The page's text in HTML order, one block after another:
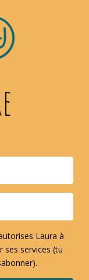
Laura à
services (tu